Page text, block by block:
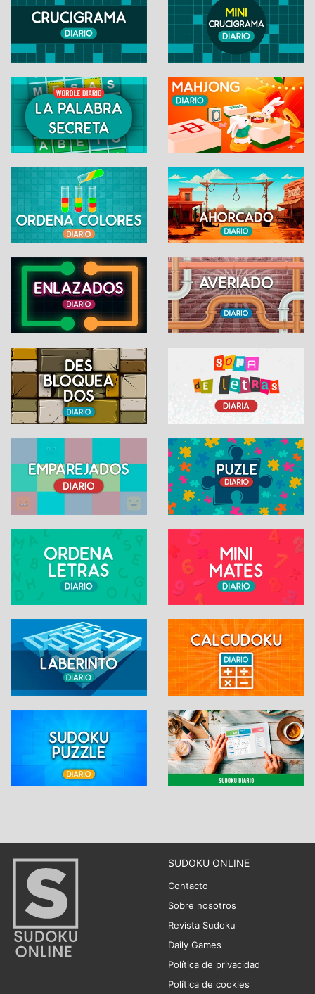
SUDOKU ONLINE
Contacto
Sobre nosotros
Revista Sudoku
Daily Games
Política de privacidad
Política de cookies